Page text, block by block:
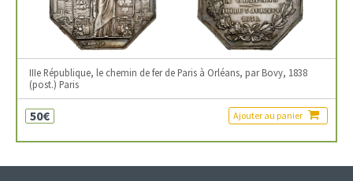
IIIe République, le chemin de fer de Paris à Orléans, par Bovy, 1838
(post.) Paris
50€ Ajouter au panier